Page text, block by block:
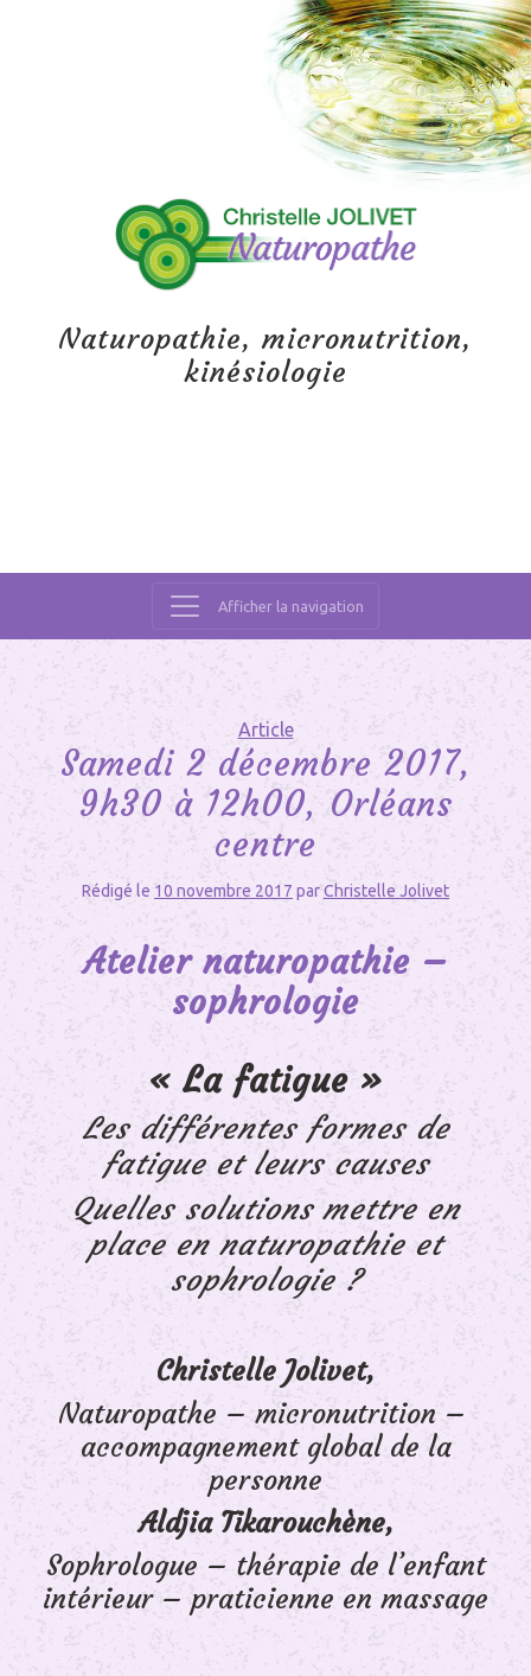
Naturopathie, micronutrition,
kinésiologie
Afficher la navigation
Article
Samedi 2 décembre 2017,
9h30 à 12h00, Orléans
centre
Rédigé le 10 novembre 2017 parChristelle Jolivet
Atelier naturopathie –
sophrologie
« La fatigue »
Les différentes formes de
fatigue et leurs causes
Quelles solutions mettre en
place en naturopathie et
sophrologie ?
Christelle Jolivet,
Naturopathe – micronutrition –
accompagnement global de la
personne
Aldjia Tikarouchène,
Sophrologue – thérapie de l’enfant
intérieur – praticienne en massage